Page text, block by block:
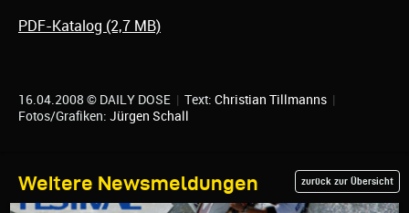
PDF-Katalog (2,7 MB)
16.04.2008 © DAILY DOSE | Text: Christian Tillmanns |
Fotos/Grafiken: Jürgen Schall
Weitere Newsmeldungen zurück zur Übersicht